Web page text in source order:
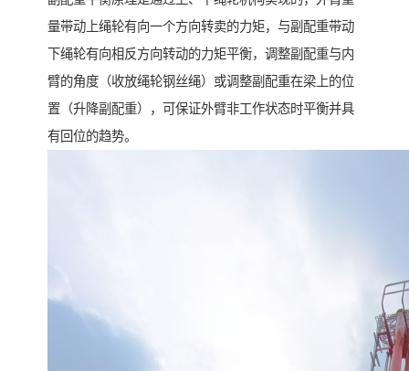
量带动上绳轮有向一个方向转卖的力矩，与副配重带动
下绳轮有向相反方向转动的力矩平衡，调整副配重与内
臂的角度（收放绳轮钢丝绳）或调整副配重在梁上的位
置（升降副配重），可保证外臂非工作状态时平衡并具
有回位的趋势。